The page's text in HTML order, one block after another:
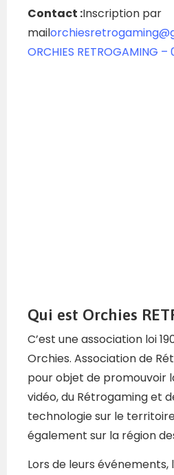
Contact :Inscription par
mail
ORCHIES RETROGAMING –
Qui est Orchies
C’est une association loi
Orchies. Association de
pour objet de promouvoir
vidéo, du Rétrogaming et
technologie sur le
également sur la région
Lors de leurs événements,